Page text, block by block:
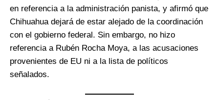
en referencia a la administración panista, y afirmó que
Chihuahua dejará de estar alejado de la coordinación
con el gobierno federal. Sin embargo, no hizo
referencia a Rubén Rocha Moya, a las acusaciones
provenientes de EU ni a la lista de políticos
señalados.